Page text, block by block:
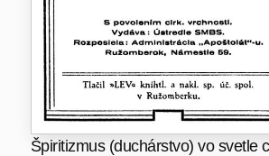
Špiritizmus (duchárstvo) vo svetle